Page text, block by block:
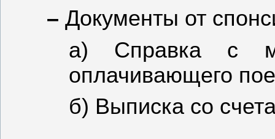
– Документы от
а) Справка с
оплачивающего
б) Выписка со